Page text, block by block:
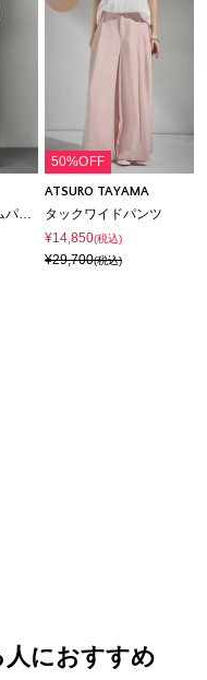
ワイド幅ボリュームパンツ
50%OFF
ATSURO TAYAMA
タックワイドパンツ
¥14,850(税込)
¥29,700(税込)
におすすめ